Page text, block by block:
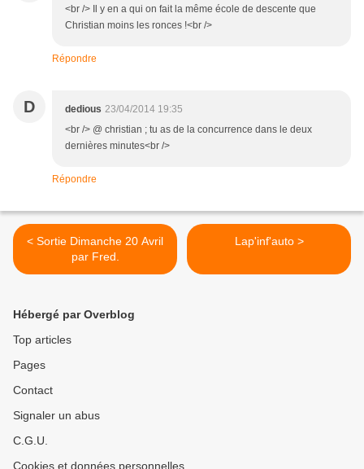
<br /> Il y en a qui on fait la même école de descente que
Christian moins les ronces !<br />
Répondre
D dedious 23/04/2014 19:35
<br /> @ christian ; tu as de la concurrence dans le deux
dernières minutes<br />
Répondre
< Sortie Dimanche 20 Avril
par Fred.
Lap'inf'auto >
Hébergé par Overblog
Top articles
Pages
Contact
Signaler un abus
C.G.U.
Cookies et données personnelles